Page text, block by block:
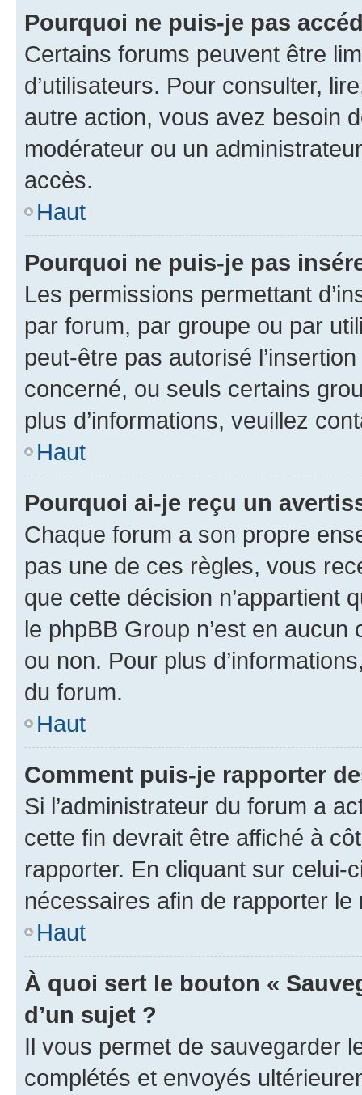
Pourquoi ne puis-je pas
Certains forums peuvent être
d’utilisateurs. Pour consulter,
autre action, vous avez besoin
modérateur ou un
accès.
Haut
Pourquoi ne puis-je pas
Les permissions permettant
par forum, par groupe ou par
peut-être pas autorisé
concerné, ou seuls certains
plus d’informations, veuillez
Haut
Pourquoi ai-je reçu un
Chaque forum a son propre
pas une de ces règles, vous
que cette décision n’appartient
le phpBB Group n’est en
ou non. Pour plus
du forum.
Haut
Comment puis-je rapporter
Si l’administrateur du forum a
cette fin devrait être affiché à
rapporter. En cliquant sur
nécessaires afin de rapporter le
Haut
À quoi sert le bouton «
d’un sujet ?
Il vous permet de sauvegarder
complétés et envoyés